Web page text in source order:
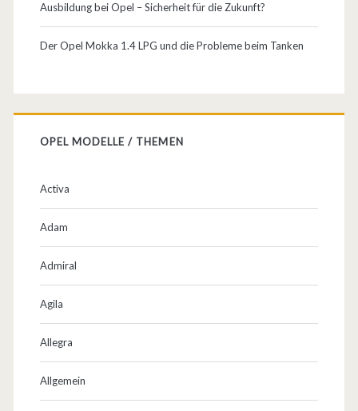
u
ä
h
a
i
Ausbildung bei Opel – Sicherheit für die Zukunft?
Der Opel Mokka 1.4 LPG und die Probleme beim Tanken
OPEL MODELLE / THEMEN
Activa
Adam
Admiral
Agila
Allegra
Allgemein